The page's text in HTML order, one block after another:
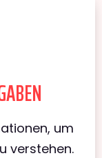
um
verstehen.